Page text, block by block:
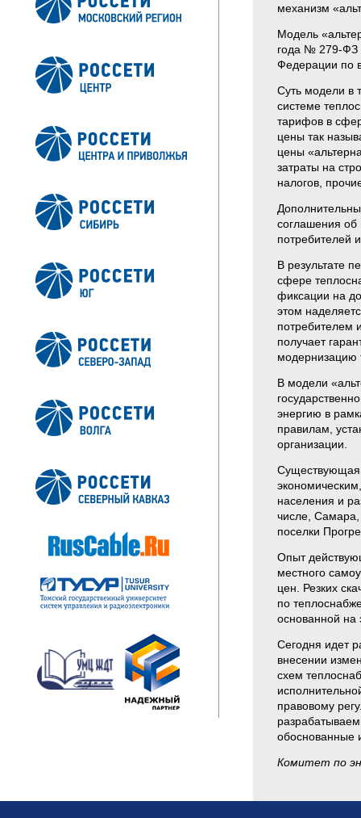
механизм
Модель
года № 279-ФЗ
Федерации по
Суть модели в
системе
тарифов в
цены так
цены
затраты на
налогов,
соглашения об
потребителей
В результате
сфере
фиксации на
этом
потребителем
получает
модернизацию
В модели
энергию в
правилам,
организации.
Существующая
населения и
числе,
поселки
Опыт
местного
цен. Резких
по
основанной на
Сегодня идет
внесении
схем
правовому
обоснованные
Комитет по